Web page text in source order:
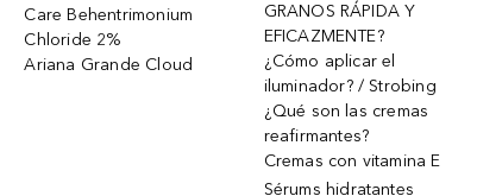
Care Behentrimonium
Chloride 2%
Ariana Grande Cloud
GRANOS RÁPIDA Y
EFICAZMENTE?
¿Cómo aplicar el
iluminador? / Strobing
¿Qué son las cremas
reafirmantes?
Cremas con vitamina E
Sérums hidratantes